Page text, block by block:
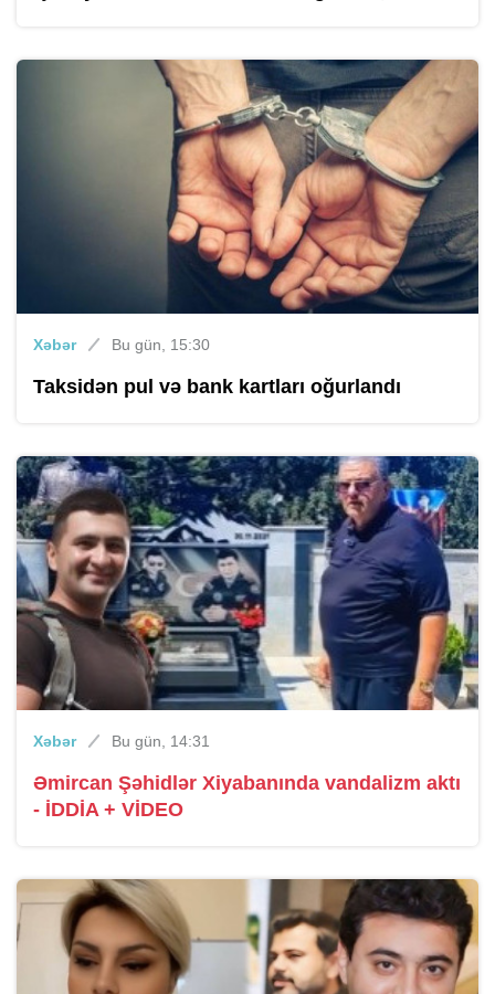
Xəbər Bu gün, 15:30
Taksidən pul və bank kartları oğurlandı
Xəbər Bu gün, 14:31
Əmircan Şəhidlər Xiyabanında vandalizm aktı
- İDDİA + VİDEO